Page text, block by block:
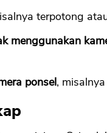
terpotong
menggunakan
ponsel,